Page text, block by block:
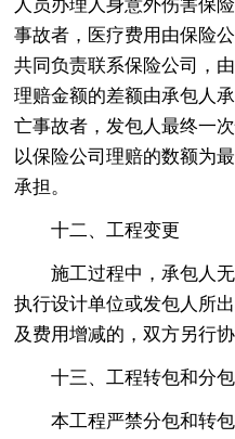
人员办理人身意外伤害保
事故者，医疗费用由保险
共同负责联系保险公司，
理赔金额的差额由承包人
亡事故者，发包人最终一
以保险公司理赔的数额为
承担。
十二、工程变更
施工过程中，承包人
执行设计单位或发包人所
及费用增减的，双方另行
十三、工程转包和分包
本工程严禁分包和转